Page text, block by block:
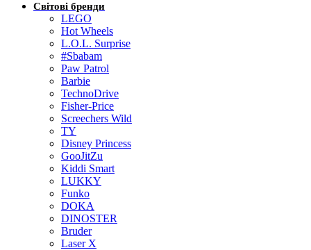
Світові бренди
LEGO
Hot Wheels
L.O.L. Surprise
#Sbabam
Paw Patrol
Barbie
TechnoDrive
Fisher-Price
Screechers Wild
TY
Disney Princess
GooJitZu
Kiddi Smart
LUKKY
Funko
DOKA
DINOSTER
Bruder
Laser X